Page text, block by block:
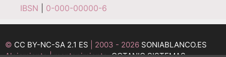
IBSN 0-000-00000-6
© CC BY-NC-SA 2.1 ES | 2003 - 2026 SONIABLANCO.ES